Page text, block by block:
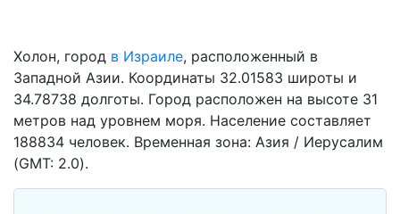
Холон, город в Израиле, расположенный в
Западной Азии. Координаты 32.01583 широты и
34.78738 долготы. Город расположен на высоте 31
метров над уровнем моря. Население составляет
188834 человек. Временная зона: Азия / Иерусалим
(GMT: 2.0).